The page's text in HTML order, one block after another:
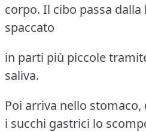
corpo. Il cibo passa dalla
spaccato
in parti più piccole
saliva.
Poi arriva nello
i succhi gastrici lo